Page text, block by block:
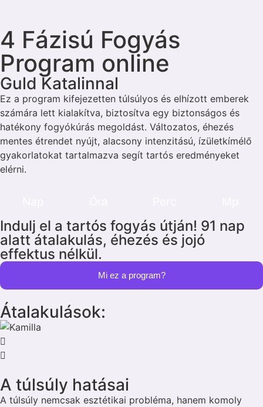
4 Fázisú Fogyás
Program online
Guld Katalinnal
Ez a program kifejezetten túlsúlyos és elhízott emberek
számára lett kialakítva, biztosítva egy biztonságos és
hatékony fogyókúrás megoldást. Változatos, éhezés
mentes étrendet nyújt, alacsony intenzitású, ízületkímélő
gyakorlatokat tartalmazva segít tartós eredményeket
elérni.
Indulj el a tartós fogyás útján! 91 nap
alatt átalakulás, éhezés és jojó
effektus nélkül.
Mi ez a program?
Átalakulások:
A túlsúly hatásai
A túlsúly nemcsak esztétikai probléma, hanem komoly